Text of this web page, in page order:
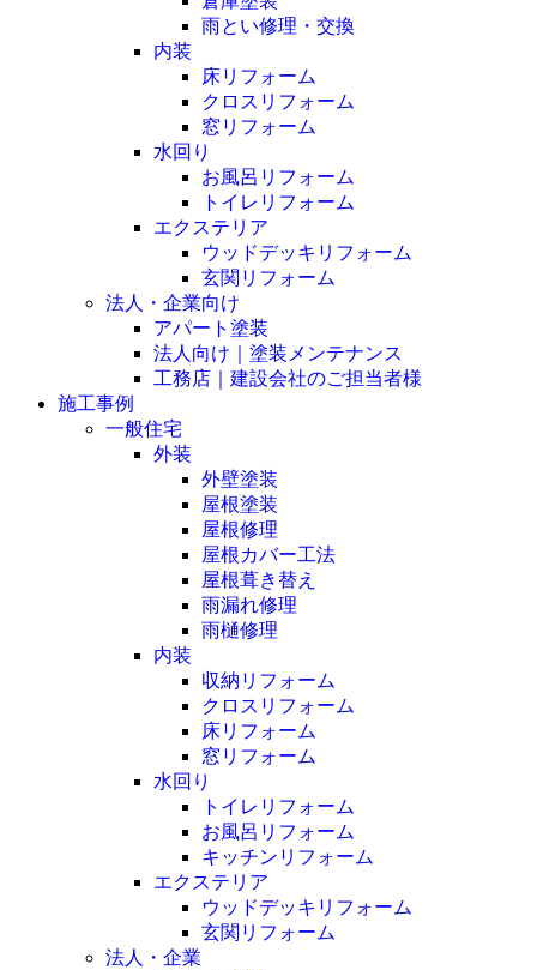
雨とい修理・交換
内装
床リフォーム
クロスリフォーム
窓リフォーム
水回り
お風呂リフォーム
トイレリフォーム
エクステリア
ウッドデッキリフォーム
玄関リフォーム
法人・企業向け
アパート塗装
法人向け｜塗装メンテナンス
工務店｜建設会社のご担当者様
施工事例
一般住宅
外装
外壁塗装
屋根塗装
屋根修理
屋根カバー工法
屋根葺き替え
雨漏れ修理
雨樋修理
内装
収納リフォーム
クロスリフォーム
床リフォーム
窓リフォーム
水回り
トイレリフォーム
お風呂リフォーム
キッチンリフォーム
エクステリア
ウッドデッキリフォーム
玄関リフォーム
法人・企業